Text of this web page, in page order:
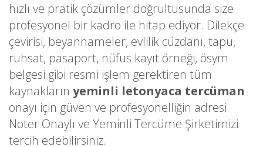
hızlı ve pratik çözümler doğrultusunda size
profesyonel bir kadro ile hitap ediyor. Dilekçe
çevirisi, beyannameler, evlilik cüzdanı, tapu,
ruhsat, pasaport, nüfus kayıt örneği, ösym
belgesi gibi resmi işlem gerektiren tüm
kaynakların yeminli letonyaca tercüman
onayı için güven ve profesyonelliğin adresi
Noter Onaylı ve Yeminli Tercüme Şirketimizi
tercih edebilirsiniz.